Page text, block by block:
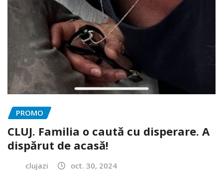
PROMO
CLUJ. Familia o caută cu disperare. A
dispărut de acasă!
clujazi oct. 30, 2024